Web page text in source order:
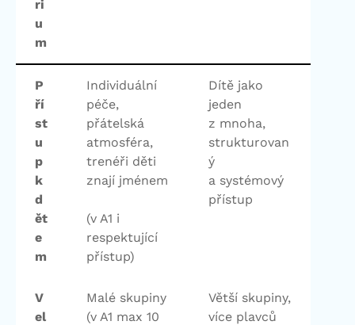
ri
u
m
P
ří
st
u
p
k
d
ět
e
m
Individuální
péče,
přátelská
atmosféra,
trenéři děti
znají jménem
(v A1 i
respektující
přístup)
Dítě jako
jeden
z mnoha,
strukturovan
ý
a systémový
přístup
V
el
Malé skupiny
(v A1 max 10
Větší skupiny,
více plavců